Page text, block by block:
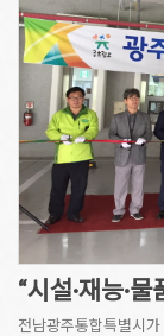
“시설·재능·
전남광주통합특별시